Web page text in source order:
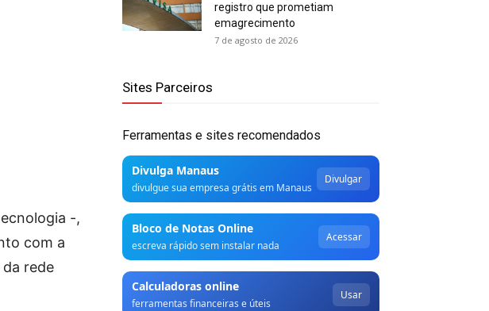
-,
com a
rede
registro que prometiam
emagrecimento
7 de agosto de 2026
Sites Parceiros
Ferramentas e sites recomendados
Divulga Manaus
divulgue sua empresa grátis em Manaus
Divulgar
Bloco de Notas Online
escreva rápido sem instalar nada
Acessar
Calculadoras online
ferramentas financeiras e úteis
Usar